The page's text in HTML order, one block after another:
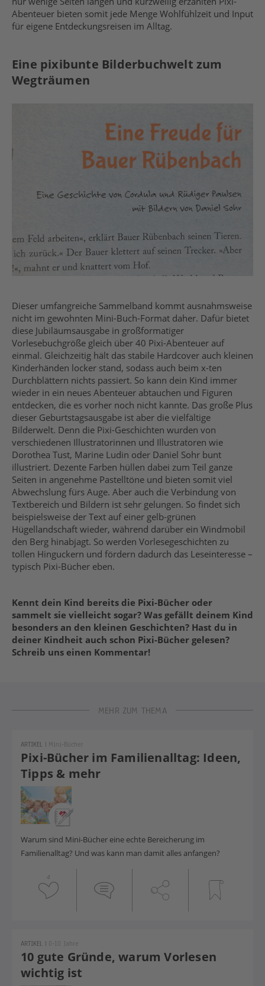
Abenteuer bieten somit jede Menge Wohlfühlzeit und Input
für eigene Entdeckungsreisen im Alltag.
Eine pixibunte Bilderbuchwelt zum
Wegträumen
Dieser umfangreiche Sammelband kommt ausnahmsweise
nicht im gewohnten Mini-Buch-Format daher. Dafür bietet
diese Jubiläumsausgabe in großformatiger
Vorlesebuchgröße gleich über 40 Pixi-Abenteuer auf
einmal. Gleichzeitig hält das stabile Hardcover auch kleinen
Kinderhänden locker stand, sodass auch beim x-ten
Durchblättern nichts passiert. So kann dein Kind immer
wieder in ein neues Abenteuer abtauchen und Figuren
entdecken, die es vorher noch nicht kannte. Das große Plus
dieser Geburtstagsausgabe ist aber die vielfältige
Bilderwelt. Denn die Pixi-Geschichten wurden von
verschiedenen Illustratorinnen und Illustratoren wie
Dorothea Tust, Marine Ludin oder Daniel Sohr bunt
illustriert. Dezente Farben hüllen dabei zum Teil ganze
Seiten in angenehme Pastelltöne und bieten somit viel
Abwechslung fürs Auge. Aber auch die Verbindung von
Textbereich und Bildern ist sehr gelungen. So findet sich
beispielsweise der Text auf einer gelb-grünen
Hügellandschaft wieder, während darüber ein Windmobil
den Berg hinabjagt. So werden Vorlesegeschichten zu
tollen Hinguckern und fördern dadurch das Leseinteresse –
typisch Pixi-Bücher eben.
Kennt dein Kind bereits die Pixi-Bücher oder
sammelt sie vielleicht sogar? Was gefällt deinem Kind
besonders an den kleinen Geschichten? Hast du in
deiner Kindheit auch schon Pixi-Bücher gelesen?
Schreib uns einen Kommentar!
MEHR ZUM THEMA
Pixi-Bücher im Familienalltag: Ideen,
Tipps & mehr
ARTIKEL | Mini-Bücher
Warum sind Mini-Bücher eine echte Bereicherung im
Familienalltag? Und was kann man damit alles anfangen?
4
10 gute Gründe, warum Vorlesen
wichtig ist
ARTIKEL | 0-10 Jahre